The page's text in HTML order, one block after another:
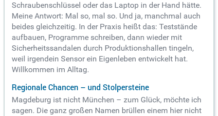
Schraubenschlüssel oder das Laptop in der Hand hätte.
Meine Antwort: Mal so, mal so. Und ja, manchmal auch
beides gleichzeitig. In der Praxis heißt das: Teststände
aufbauen, Programme schreiben, dann wieder mit
Sicherheitssandalen durch Produktionshallen tingeln,
weil irgendein Sensor ein Eigenleben entwickelt hat.
Willkommen im Alltag.
Regionale Chancen – und Stolpersteine
Magdeburg ist nicht München – zum Glück, möchte ich
sagen. Die ganz großen Namen brüllen einem hier nicht